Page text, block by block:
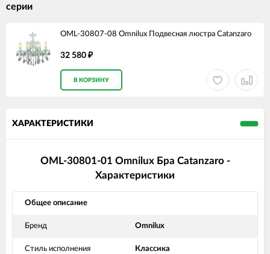
серии
OML-30807-08 Omnilux Подвесная люстра Catanzaro
32 580 ₽
В КОРЗИНУ
ХАРАКТЕРИСТИКИ
OML-30801-01 Omnilux Бра Catanzaro -
Характеристики
Общее описание
Бренд Omnilux
Стиль исполнения Классика